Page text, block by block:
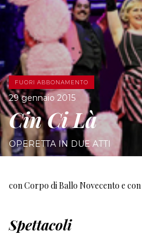
FUORI ABBONAMENTO
29 gennaio 2015
Cin Ci Là
OPERETTA IN DUE ATTI
conCorpo di Ballo Novecento e con
Spettacoli